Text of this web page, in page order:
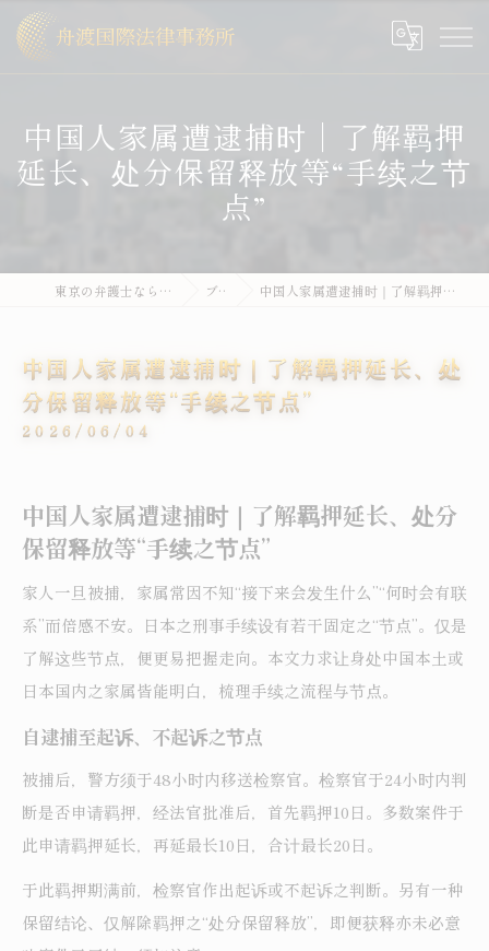
中国人家属遭逮捕时｜了解羁押
延长、处分保留释放等“手续之节
点”
東京の弁護士なら舟渡国際法律事務所 ブログ 中国人家属遭逮捕时｜了解羁押延长、处分保留释放等“手续之节点”
中国人家属遭逮捕时｜了解羁押延长、处
分保留释放等“手续之节点”
2026/06/04
中国人家属遭逮捕时｜了解羁押延长、处分
保留释放等“手续之节点”
家人一旦被捕，家属常因不知“接下来会发生什么”“何时会有联
系”而倍感不安。日本之刑事手续设有若干固定之“节点”。仅是
了解这些节点，便更易把握走向。本文力求让身处中国本土或
日本国内之家属皆能明白，梳理手续之流程与节点。
自逮捕至起诉、不起诉之节点
被捕后，警方须于48小时内移送检察官。检察官于24小时内判
断是否申请羁押，经法官批准后，首先羁押10日。多数案件于
此申请羁押延长，再延最长10日，合计最长20日。
于此羁押期满前，检察官作出起诉或不起诉之判断。另有一种
保留结论、仅解除羁押之“处分保留释放”，即便获释亦未必意